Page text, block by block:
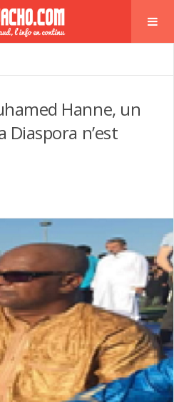
Hanne, un
n’est